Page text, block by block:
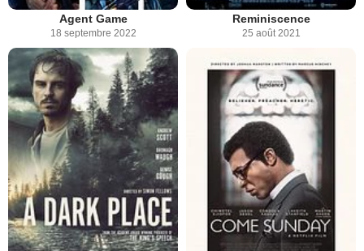
Agent Game
18 septembre 2022
Reminiscence
25 août 2021